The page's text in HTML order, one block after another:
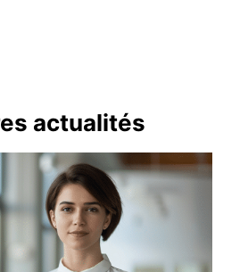
actualités